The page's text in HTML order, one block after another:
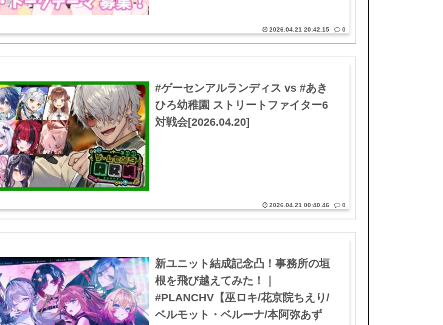
2026.04.21 20:42.15 0
#ゲーセンアルランディス vs #あき
ひろ幼稚園 ストリートファイター6
対戦会[2026.04.20]
2026.04.21 00:40.46 0
新ユニット結成記念凸！事務所の垣
根を飛び越えてみた！｜
#PLANCHV【巫ロキ/花京院ちえり/
ベルモット・ベルーナ/本阿弥あず